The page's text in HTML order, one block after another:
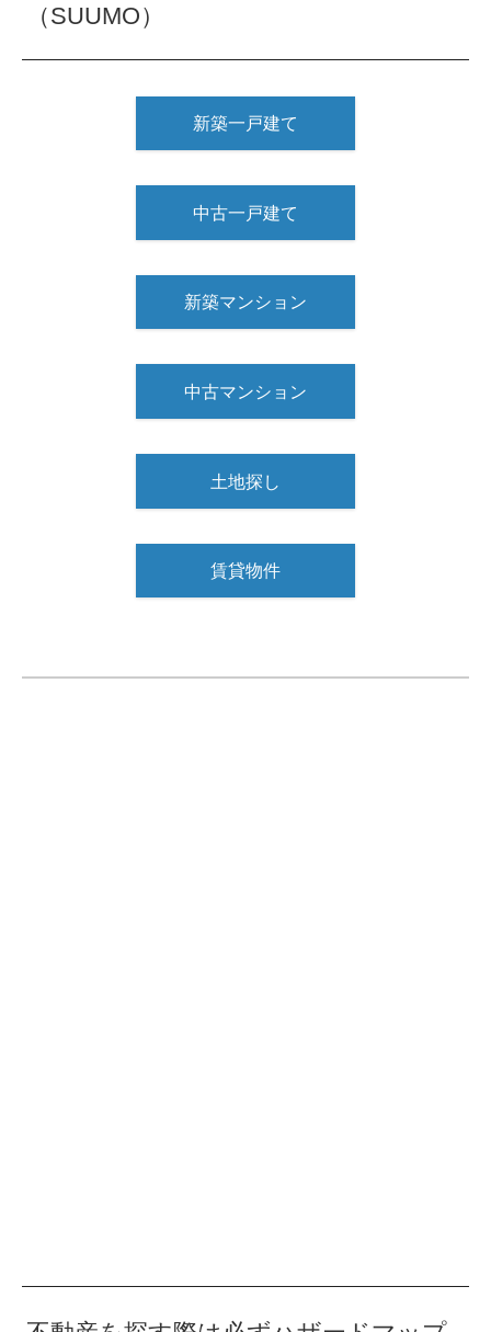
（SUUMO）
新築一戸建て
中古一戸建て
新築マンション
中古マンション
土地探し
賃貸物件